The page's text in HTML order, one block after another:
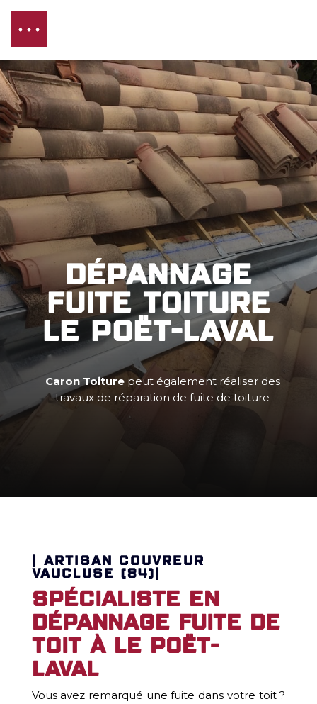
Dépannage
fuite toiture
Le Poët-Laval
Caron Toiturepeut également réaliser des
travaux de réparation de fuite de toiture
| ARTISAN COUVREUR
VAUCLUSE (84)|
Spécialiste en
dépannage fuite de
toit à Le Poët-
Laval
Vous avez remarqué une fuite dans votre toit ?